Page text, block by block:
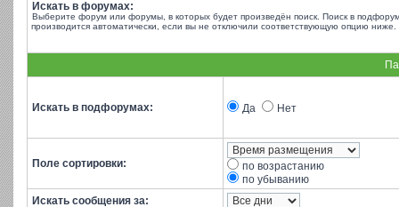
Искать в форумах:
Выберите форум или форумы, в которых будет произведён поиск. Поиск в
производится автоматически, если вы не отключили соответствующую опцию ниже.
Искать в подфорумах: Да Нет
Поле сортировки:
по возрастанию
по убыванию
Искать сообщения за: